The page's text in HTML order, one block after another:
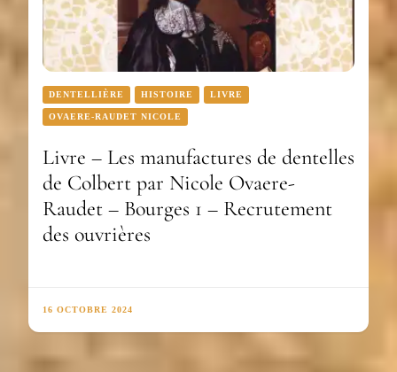
DENTELLIÈRE HISTOIRE LIVRE
OVAERE-RAUDET NICOLE
Livre – Les manufactures de dentelles
de Colbert par Nicole Ovaere-
Raudet – Bourges 1 – Recrutement
des ouvrières
16 OCTOBRE 2024